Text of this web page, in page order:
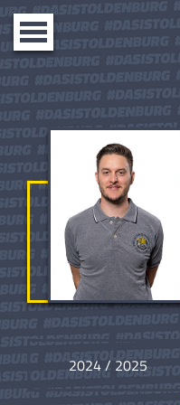
Toggle
navigation
2024 / 2025